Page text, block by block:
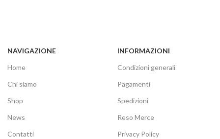
NAVIGAZIONE
Home
Chi siamo
Shop
News
Contatti
INFORMAZIONI
Condizioni generali
Pagamenti
Spedizioni
Reso Merce
Privacy Policy